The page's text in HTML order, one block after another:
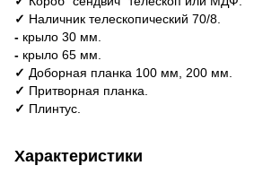
✓ Наличник телескопический 70/8.
- крыло 30 мм.
- крыло 65 мм.
✓ Доборная планка 100 мм, 200 мм.
✓ Притворная планка.
✓ Плинтус.
Характеристики